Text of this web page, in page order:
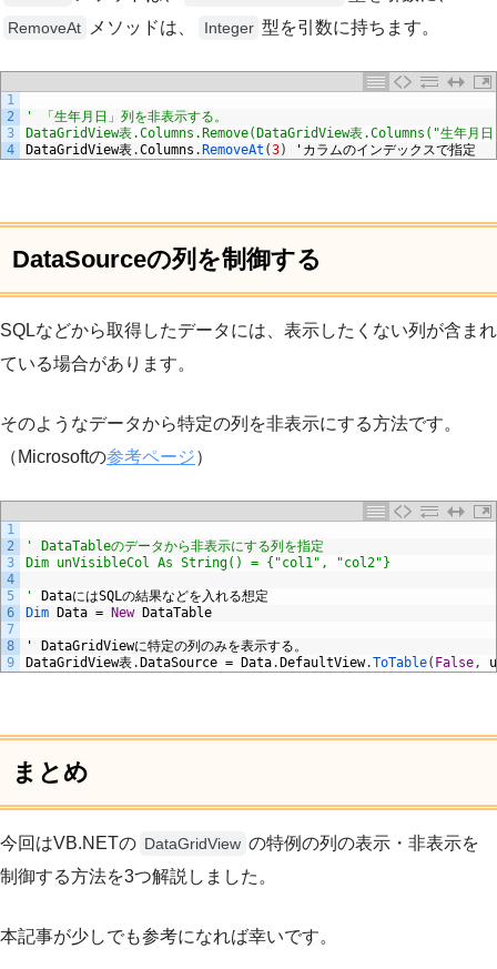
RemoveAt メソッドは、 Integer 型を引数に持ちます。
1
2
3
4
' 「生年月日」列を非表示する。
DataGridView表.Columns.Remove(DataGridView表.Columns("生年
DataGridView表.Columns . RemoveAt (3) 'カラムのインデックスで指定
DataSourceの列を制御する
SQLなどから取得したデータには、表示したくない列が含まれ
ている場合があります。
そのようなデータから特定の列を非表示にする方法です。
（Microsoftの参考ページ）
1
2
3
4
5
6
7
8
9
' DataTableのデータから非表示にする列を指定
Dim unVisibleCol As String() = {"col1", "col2"}
' DataにはSQLの結果などを入れる想定
Dim
Data = New DataTable
' DataGridViewに特定の列のみを表示する。
DataGridView表. DataSource = Data. DefaultView.ToTable( False,
まとめ
今回はVB.NETの DataGridView の特例の列の表示・非表示を
制御する方法を3つ解説しました。
本記事が少しでも参考になれば幸いです。